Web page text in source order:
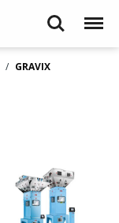
Search Menu
GRAVIX